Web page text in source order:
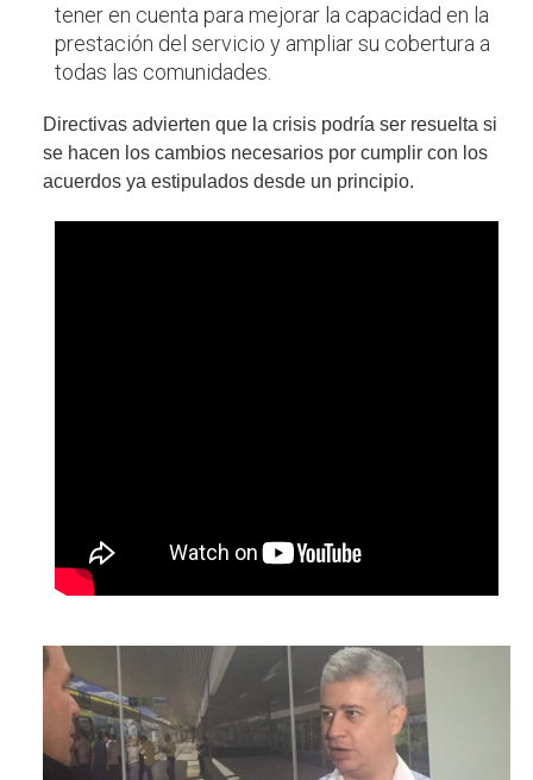
tener en cuenta para mejorar la capacidad en la
prestación del servicio y ampliar su cobertura a
todas las comunidades.
Directivas advierten que la crisis podría ser resuelta si
se hacen los cambios necesarios por cumplir con los
acuerdos ya estipulados desde un principio.